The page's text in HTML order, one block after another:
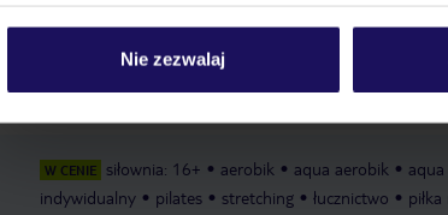
Nie zezwalaj
dla dzieci „AQUAFUN": ze słodką wodą, ze zjeżdżalnią
W CENIE siłownia: 16+ aerobik aqua aerobik
indywidualny
pilates stretching łucznictwo